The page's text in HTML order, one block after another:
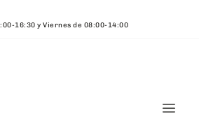
16:30 y Viernes de 08:00-14:00